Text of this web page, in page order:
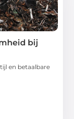
bij
en betaalbare